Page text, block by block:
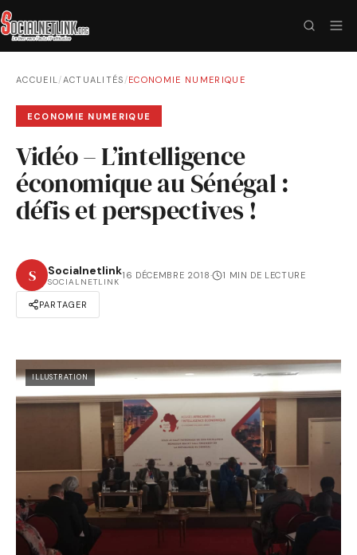
ACCUEIL/ACTUALITÉS /ECONOMIE NUMERIQUE
ECONOMIE NUMERIQUE
Vidéo – L’intelligence
économique au Sénégal :
défis et perspectives !
S Socialnetlink
SOCIALNETLINK
16 DÉCEMBRE 2018· 1 MIN DE LECTURE
PARTAGER
ILLUSTRATION